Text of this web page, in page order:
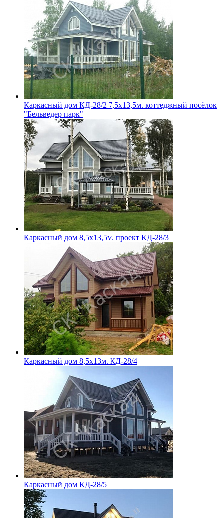
Каркасный дом КД-28/2 7,5х13,5м. коттеджный посёлок
"Бельведер парк"
Каркасный дом 8,5х13,5м. проект КД-28/3
Каркасный дом 8,5х13м. КД-28/4
Каркасный дом КД-28/5